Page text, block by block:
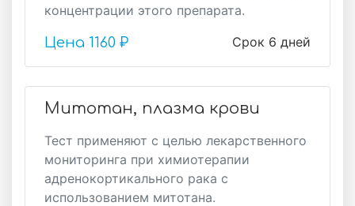
концентрации этого препарата.
Срок 6 дней
Цена 1160 ₽
Митотан, плазма крови
Тест применяют с целью лекарственного
мониторинга при химиотерапии
адренокортикального рака с
использованием митотана.